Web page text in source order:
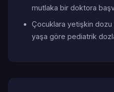
mutlaka bir doktora
Çocuklara yetişkin dozu
yaşa göre pediatrik